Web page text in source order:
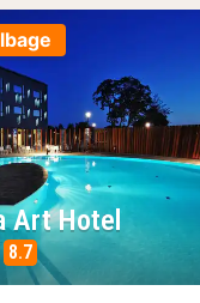
Art Hotel
8.7